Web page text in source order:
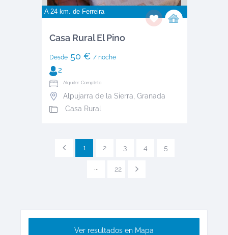
A 24 km. de Ferreira
Casa Rural El Pino
Desde50 € / noche
2
Alquiler: Completo
Alpujarra de la Sierra Granada
Casa Rural
1 2 3 4 5
··· 22
Ver resultados en Mapa